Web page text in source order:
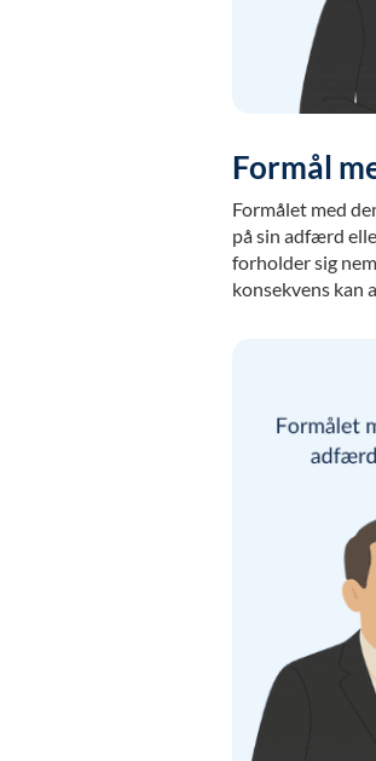
Formål
Formålet med
på sin adfærd
forholder sig
konsekvens kan